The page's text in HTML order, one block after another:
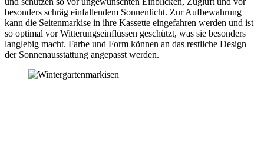
besonders schräg einfallendem Sonnenlicht. Zur Aufbewahrung
kann die Seitenmarkise in ihre Kassette eingefahren werden und ist
so optimal vor Witterungseinflüssen geschützt, was sie besonders
langlebig macht. Farbe und Form können an das restliche Design
der Sonnenausstattung angepasst werden.